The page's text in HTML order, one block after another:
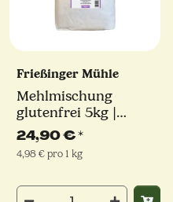
Frießinger Mühle
Mehlmischung
glutenfrei 5kg |
Frießinger Mühle
24,90 €*
4,98 € pro 1 kg